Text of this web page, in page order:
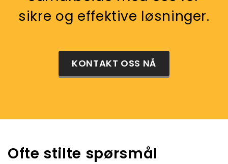
sikre og effektive løsninger.
KONTAKT OSS NÅ
Ofte stilte spørsmål